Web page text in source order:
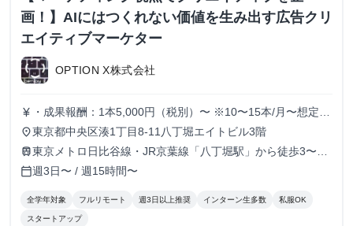
画！】AIにはつくれない価値を生み出す広告クリ
エイティブマーケター
OPTION X株式会社
currency_yen ・成果報酬：1本5,000円（税別）〜 ※10〜15本/月〜想定
※経験、実績、能力等によって変動 ※トライアル期間の場
合変動あり
place東京都中央区湊1丁目8-11八丁堀エイトビル3階
train東京メトロ日比谷線・JR京葉線「八丁堀駅」から徒歩3〜6
分
calendar_today週3日〜 / 週15時間〜
全学年対象 フルリモート 週3日以上推奨 インターン生多数 私服OK
スタートアップ